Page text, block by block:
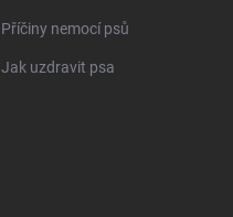
Příčiny nemocí psů
Jak uzdravit psa